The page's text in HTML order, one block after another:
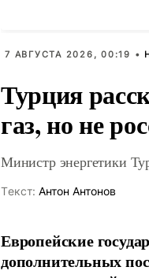
7 АВГУСТА 2026, 00:19 •
Турция
газ, но не
Министр энергетики
Tекст: Антон Антонов
Европейские
дополнительных